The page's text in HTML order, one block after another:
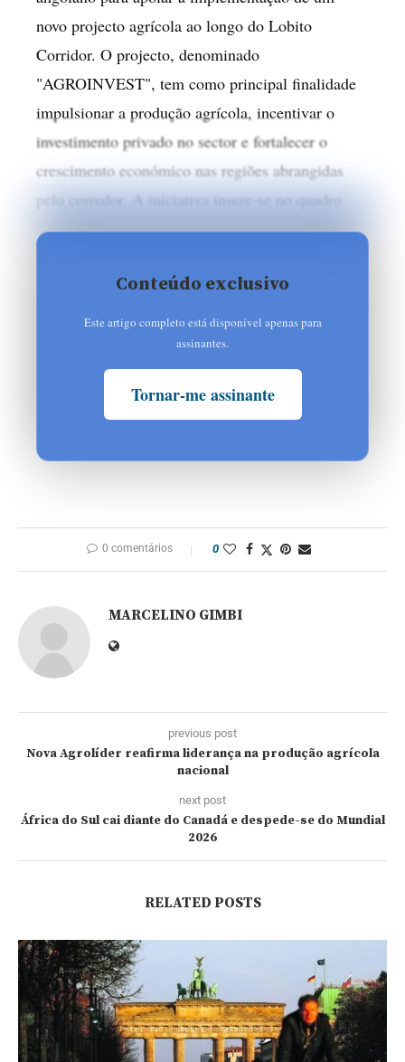
novo projecto agrícola ao longo do Lobito
Corridor. O projecto, denominado
"AGROINVEST", tem como principal finalidade
impulsionar a produção agrícola, incentivar o
investimento privado no sector e fortalecer o
crescimento económico nas regiões abrangidas
pelo corredor. A iniciativa insere-se no quadro
Conteúdo exclusivo
Este artigo completo está disponível apenas para
assinantes.
Tornar-me assinante
0 comentários 0
MARCELINO GIMBI
previous post
Nova Agrolíder reafirma liderança na produção agrícola
nacional
next post
África do Sul cai diante do Canadá e despede-se do Mundial
2026
RELATED POSTS